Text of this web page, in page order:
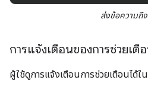
ส่งข้อความถึ
การแจ้งเตือนของการช่วยเตื
ผู้ใช้ดูการแจ้งเตือนการช่วยเตือนได้